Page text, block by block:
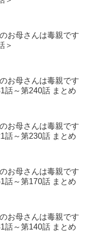
お母さんは毒親です
＞
お母さんは毒親です
話～第240話 まとめ
お母さんは毒親です
話～第230話 まとめ
お母さんは毒親です
話～第170話 まとめ
お母さんは毒親です
話～第140話 まとめ